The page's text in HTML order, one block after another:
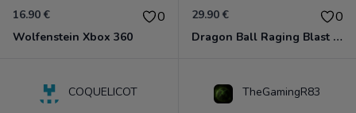
16.90 € 0
Wolfenstein Xbox 360
29.90 € 0
Dragon Ball Raging Blast 2 Xbox 360
COQUELICOT TheGamingR83